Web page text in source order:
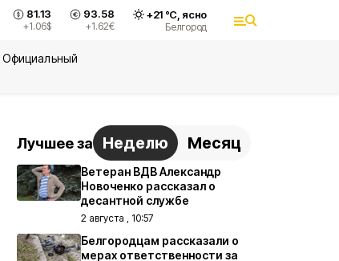
81.13
+1.06$
93.58
+1.62€
+21°С, ясно
Белгород
Официальный
Лучшее за Неделю Месяц
Ветеран ВДВ Александр
Новоченко рассказал о
десантной службе
2 августа , 10:57
Белгородцам рассказали о
мерах ответственности за